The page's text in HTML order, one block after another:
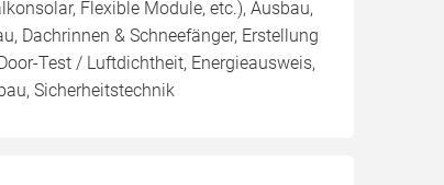
Flexible Module, etc.), Ausbau,
Dachrinnen & Schneefänger, Erstellung
Test / Luftdichtheit, Energieausweis,
Sicherheitstechnik